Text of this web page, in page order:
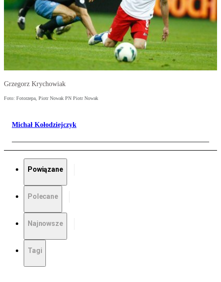
Grzegorz Krychowiak
Foto: Fotorzepa, Piotr Nowak PN Piotr Nowak
Michał Kołodziejczyk
Powiązane
Polecane
Najnowsze
Tagi